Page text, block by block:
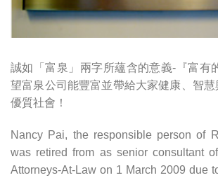
誠如「富泉」兩字所蘊含的意義-『富有
望富泉公司能豐富並帶給大家健康、智慧
優質社會！
Nancy Pai, the responsible person of
was retired from as senior consultant
Attorneys-At-Law on 1 March 2009 due